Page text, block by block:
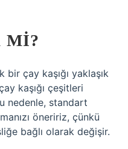
MI?
bir çay kaşığı yaklaşık
kaşığı çeşitleri
nedenle, standart
öneririz, çünkü
bağlı olarak değişir.